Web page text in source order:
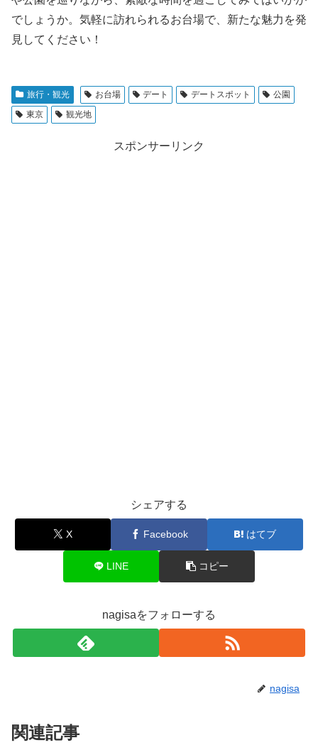
でしょうか。気軽に訪れられるお台場で、新たな魅力を発
見してください！
旅行・観光 お台場 デート デートスポット
公園
東京
観光地
スポンサーリンク
シェアする
X Facebook はてブ
LINE コピー
nagisaをフォローする
nagisa
関連記事